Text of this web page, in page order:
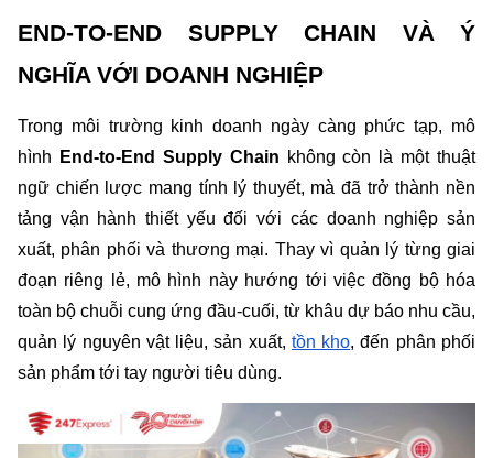
END-TO-END SUPPLY CHAIN VÀ Ý
NGHĨA VỚI DOANH NGHIỆP
Trong môi trường kinh doanh ngày càng phức tạp, mô
hình
End-to-End Supply Chain không còn là một thuật
ngữ chiến lược mang tính lý thuyết, mà đã trở thành nền
tảng vận hành thiết yếu đối với các doanh nghiệp sản
xuất, phân phối và thương mại. Thay vì quản lý từng giai
đoạn riêng lẻ, mô hình này hướng tới việc đồng bộ hóa
toàn bộ chuỗi cung ứng đầu-cuối, từ khâu dự báo nhu cầu,
quản lý nguyên vật liệu, sản xuất, tồn kho, đến phân phối
sản phẩm tới tay người tiêu dùng.